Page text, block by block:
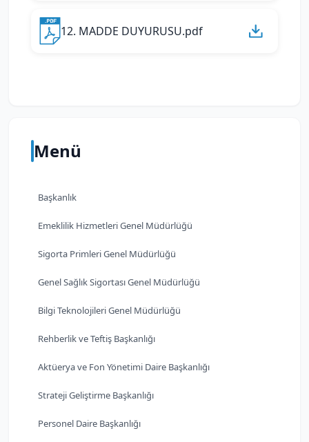
Menü
Başkanlık
Emeklilik Hizmetleri Genel Müdürlüğü
Sigorta Primleri Genel Müdürlüğü
Genel Sağlık Sigortası Genel Müdürlüğü
Bilgi Teknolojileri Genel Müdürlüğü
Rehberlik ve Teftiş Başkanlığı
Aktüerya ve Fon Yönetimi Daire Başkanlığı
Strateji Geliştirme Başkanlığı
Personel Daire Başkanlığı
12. MADDE DUYURUSU.pdf